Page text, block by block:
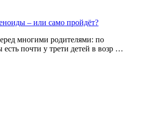
– или само пройдёт?
многими родителями: по
есть почти у трети детей в возр …